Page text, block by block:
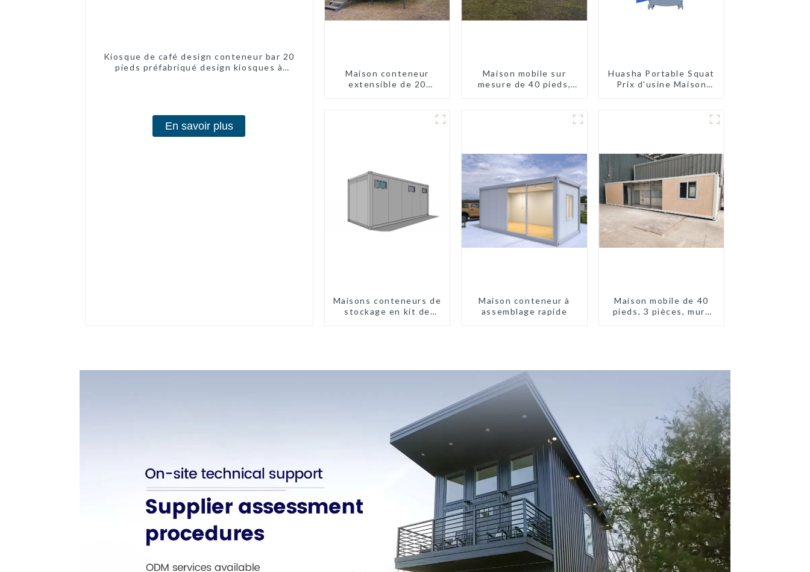
Kiosque de café design conteneur bar 20
pieds préfabriqué design kiosques à
En savoir plus
Maison conteneur
extensible de 20
Maison mobile sur
mesure de 40 pieds,
Huasha Portable Squat
Prix d'usine Maison
Personnalisée
Maisons conteneurs de
stockage en kit de
Maison conteneur à
assemblage rapide
Maison mobile de 40
pieds, 3 pièces, murs